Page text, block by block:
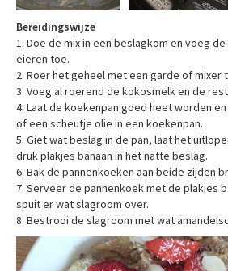
Bereidingswijze
1. Doe de mix in een beslagkom en voeg
eieren toe.
2. Roer het geheel met een garde of mixer
3. Voeg al roerend de kokosmelk en de
4. Laat de koekenpan goed heet worden
of een scheutje olie in een koekenpan.
5. Giet wat beslag in de pan, laat het
druk plakjes banaan in het natte beslag.
6. Bak de pannenkoeken aan beide zijden
7. Serveer de pannenkoek met de plakjes
spuit er wat slagroom over.
8. Bestrooi de slagroom met wat